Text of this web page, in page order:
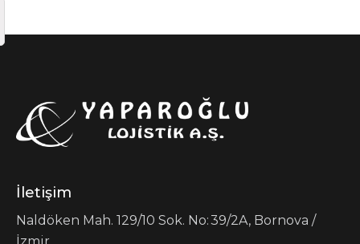
İletişim
Naldöken Mah. 129/10 Sok. No: 39/2A, Bornova /